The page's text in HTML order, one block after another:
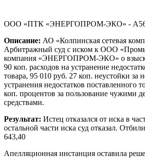
ООО «ПТК «ЭНЕРГОПРОМ-ЭКО» - А56-
Описание: АО «Колпинская сетевая
Арбитражный суд с иском к ООО
компания «ЭНЕРГОПРОМ-ЭКО» о
90 коп. расходов на устранение
товара, 95 010 руб. 27 коп. неустойки за
устранения недостатков поставленного
коп. процентов за пользование чужими
средствами.
Результат: Истец отказался от иска в
остальной части иска суд отказал.
643,40
Апелляционная инстанция оставила